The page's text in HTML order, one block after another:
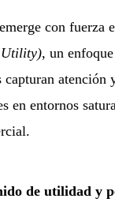
con fuerza
Utility), un
atención
en entornos
de utilidad y